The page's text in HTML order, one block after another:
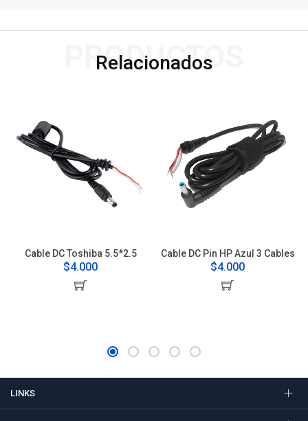
Relacionados
PRODUCTOS
Cable DC Toshiba 5.5*2.5
$4.000
Cable DC Pin HP Azul 3 Cables
$4.000
LINKS